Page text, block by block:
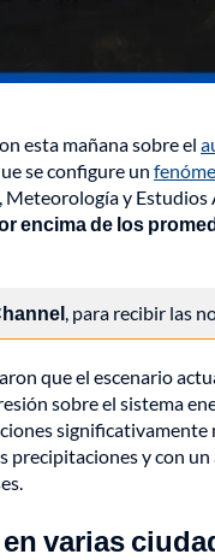
esta mañana sobre el
se configure un
y Estudios
encima de los
, para recibir las
que el escenario
sobre el sistema
precipitaciones y con
varias